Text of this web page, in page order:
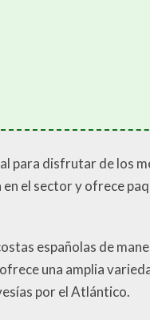
para disfrutar de los
en el sector y ofrece
españolas de
una amplia
por el Atlántico.